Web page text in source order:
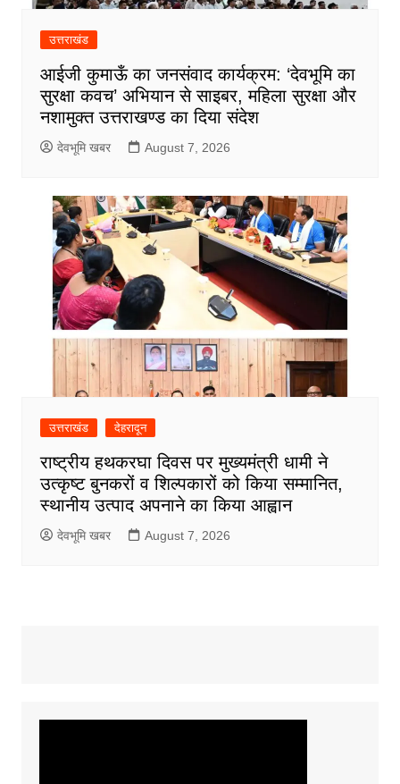
उत्तराखंड
आईजी कुमाऊँ का जनसंवाद कार्यक्रम: ‘देवभूमि का
सुरक्षा कवच’ अभियान से साइबर, महिला सुरक्षा और
नशामुक्त उत्तराखण्ड का दिया संदेश
देवभूमि खबर August 7, 2026
उत्तराखंड देहरादून
राष्ट्रीय हथकरघा दिवस पर मुख्यमंत्री धामी ने
उत्कृष्ट बुनकरों व शिल्पकारों को किया सम्मानित,
स्थानीय उत्पाद अपनाने का किया आह्वान
देवभूमि खबर August 7, 2026